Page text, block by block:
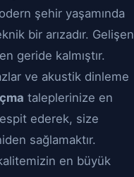
şehir yaşamında
bir arızadır. Gelişen
geride kalmıştır.
ve akustik dinleme
taleplerinize en
ederek, size
sağlamaktır.
en büyük